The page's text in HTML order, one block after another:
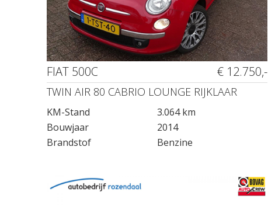
FIAT 500C € 12.750,-
TWIN AIR 80 CABRIO LOUNGE RIJKLAAR
KM-Stand
3.064 km
Bouwjaar
2014
Brandstof
Benzine